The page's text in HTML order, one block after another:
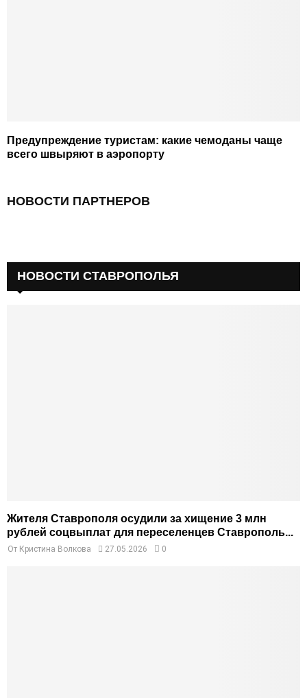
Предупреждение туристам: какие чемоданы чаще
всего швыряют в аэропорту
НОВОСТИ ПАРТНЕРОВ
НОВОСТИ СТАВРОПОЛЬЯ
Жителя Ставрополя осудили за хищение 3 млн
рублей соцвыплат для переселенцев Ставрополь...
От Кристина Волкова 27.05.2026 0